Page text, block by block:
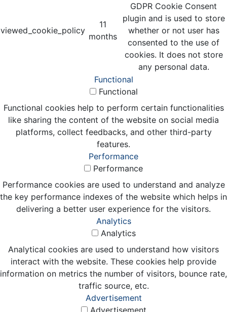
viewed_cookie_policy
11
months
GDPR Cookie Consent
plugin and is used to store
whether or not user has
consented to the use of
cookies. It does not store
any personal data.
Functional
Functional
Functional cookies help to perform certain functionalities
like sharing the content of the website on social media
platforms, collect feedbacks, and other third-party
features.
Performance
Performance
Performance cookies are used to understand and analyze
the key performance indexes of the website which helps in
delivering a better user experience for the visitors.
Analytics
Analytics
Analytical cookies are used to understand how visitors
interact with the website. These cookies help provide
information on metrics the number of visitors, bounce rate,
traffic source, etc.
Advertisement
Advertisement